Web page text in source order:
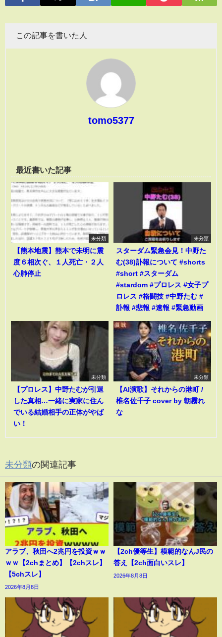
この記事を書いた人
tomo5377
最近書いた記事
未分類
【熊本地震】熊本で未明に震
度６相次ぐ、１人死亡・２人
心肺停止
未分類
スターダム緊急会見！中野た
む(38)訃報について #shorts
#short #スターダム
#stardom #プロレス #女子プ
ロレス #格闘技 #中野たむ #
訃報 #悲報 #速報 #緊急動画
未分類
【プロレス】中野たむが引退
した真相…一緒に実家に住ん
でいる結婚相手の正体がやば
い！
未分類
【AI演歌】それからの港町 /
椎名佐千子 cover by 朝霧れ
な
未分類の関連記事
アラブ、秋田へ2兆円を投資ｗｗ
ｗｗ【2chまとめ】【2chスレ】
【5chスレ】
2026年8月8日
【2ch優等生】模範的なんJ民の
答え【2ch面白いスレ】
2026年8月8日